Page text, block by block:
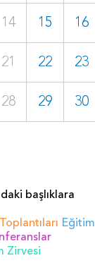
14 15 16
21 22 23
28 29 30
başlıklara
Eğitim
Zirvesi